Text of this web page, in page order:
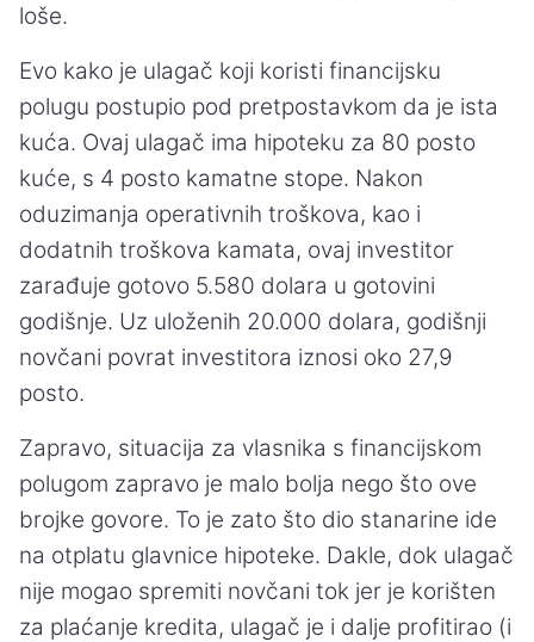
loše.
Evo kako je ulagač koji koristi financijsku
polugu postupio pod pretpostavkom da je ista
kuća. Ovaj ulagač ima hipoteku za 80 posto
kuće, s 4 posto kamatne stope. Nakon
oduzimanja operativnih troškova, kao i
dodatnih troškova kamata, ovaj investitor
zarađuje gotovo 5.580 dolara u gotovini
godišnje. Uz uloženih 20.000 dolara, godišnji
novčani povrat investitora iznosi oko 27,9
posto.
Zapravo, situacija za vlasnika s financijskom
polugom zapravo je malo bolja nego što ove
brojke govore. To je zato što dio stanarine ide
na otplatu glavnice hipoteke. Dakle, dok ulagač
nije mogao spremiti novčani tok jer je korišten
za plaćanje kredita, ulagač je i dalje profitirao (i